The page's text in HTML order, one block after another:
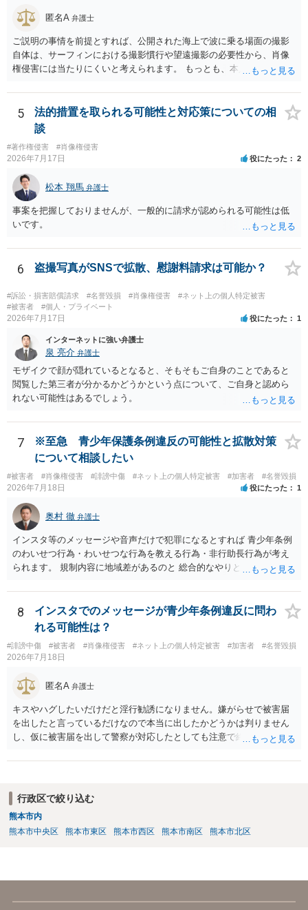
りません。 まず、見積書、メール、チャット、デザイナーの利用規約
を確認したうえで、「提供素材及びこれを含む画面の複製・SNS掲載
を許諾しない」と書面で明確に通知することをお勧めします。すでに
掲載された場合は、URL、掲載日時、画面を保存してから削除を求め
てください。
匿名A 弁護士
ご説明の事情を前提とすれば、公開された海上で波に乗る場面の撮影
自体は、サーフィンにおける撮影慣行や望遠撮影の必要性から、肖像
権侵害には当たりにくいと考えられます。 もっとも、本人の同意前に
です。低解像度化や透かしだけでは十分とは限らず、事前同意を取得
する、第三者が識別できない程度に加工する、又は本人のアカウント
内だけで表示する方法を検討すべきです。 なりすまし購入・転売が行
われた場合、御社の責任が当然に生じるわけではありません。しか
し、自己申告だけで購入でき、自社が照合不一致を検出しても販売を
止めていない現行の運用では、予測可能な不正への対策を怠ったとし
て、撮影された本人に対する損害賠償責任が認められる可能性があり
ます。 検討中の対策は、いずれも過剰ではなく、必要な方向性です。
ただし、それだけで十分とはいえません。ゲスト購入の廃止は購入者
の追跡には役立ちますが、その人が被写体本人であることまでは確認
できません。照合不一致時の販売保留・手動レビューは特に重要で
す。セッションの遡及作成は、検知するだけでなく、原則として販売
保留又は追加確認の対象とすべきです。フォレンジック透かしは転売
者の特定や抑止には有効ですが、不正購入や同意前の公開自体を防ぐ
方法、無認証プレビューの廃止、申出時の即時非公開化、未購入映像
の保存期間などを整備する必要があります。実際の画面、照合ロジッ
のリーガルチェックを受けるのがよいでしょう。
5
法的措置を取られる可能性と対応策についての相
談
#著作権侵害 #肖像権侵害
2026年7月17日 役にたった 2
松本 翔馬 弁護士
事案を把握しておりませんが、一般的に請求が認められる可能性は低
いです。
6 盗撮写真がSNSで拡散、慰謝料請求は可能か？
#訴訟・損害賠償請求 #名誉毀損 #肖像権侵害
#ネット上の個人特定被害
#被害者
#個人・プライベート
2026年7月17日 役にたった 1
インターネットに強い弁護士
泉 亮介 弁護士
モザイクで顔が隠れているとなると、そもそもご自身のことであると
閲覧した第三者が分かるかどうかという点について、ご自身と認めら
れない可能性はあるでしょう。
7
※至急 青少年保護条例違反の可能性と拡散対策
について相談したい
#被害者 #肖像権侵害 #誹謗中傷 #ネット上の個人特定被害 #加害者 #名誉毀損
2026年7月18日 役にたった 1
奥村 徹 弁護士
インスタ等のメッセージや音声だけで犯罪になるとすれば 青少年条例
のわいせつ行為・わいせつな行為を教える行為・非行助長行為が考え
られます。 規制内容に地域差があるのと 総合的なやりとりの内容で判
す。
8
インスタでのメッセージが青少年条例違反に問わ
れる可能性は？
#誹謗中傷 #被害者 #肖像権侵害 #ネット上の個人特定被害 #加害者 #名誉毀損
2026年7月18日
匿名A 弁護士
キスやハグしたいだけだと淫行勧誘になりません。嫌がらせで被害届
を出したと言っているだけなので本当に出したかどうかは判りません
し、仮に被害届を出して警察が対応したとしても注意で終わるような
おくように。
行政区で絞り込む
熊本市内
熊本市中央区
熊本市東区 熊本市西区 熊本市南区 熊本市北区